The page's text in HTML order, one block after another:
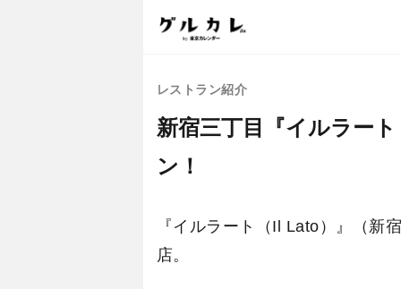
レストラン紹介
新宿三丁目『イルラー
ン！
『イルラート（Il Lato）』（新
店。